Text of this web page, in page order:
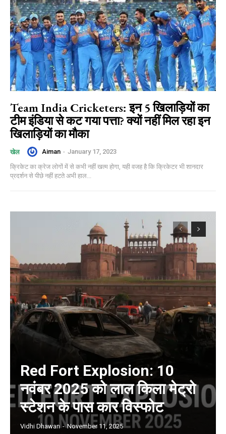
Team India Cricketers: इन 5 खिलाड़ियों का
टीम इंडिया से कट गया पत्ता? क्यों नहीं मिल रहा इन
खिलाड़ियों का मौका
खेल Aiman - January 17, 2023
क्रिकेट का क्रेज लोगों में से कभी नहीं खत्म होगा, यही वजह है कि क्रिकेटर भी शानदार
प्रदर्शन से पीछे नहीं हटते अभी हाल...
Red Fort Explosion: 10
नवंबर 2025 को लाल किला मेट्रो
स्टेशन के पास कार विस्फोट
Vidhi Dhawan - November 11, 2025